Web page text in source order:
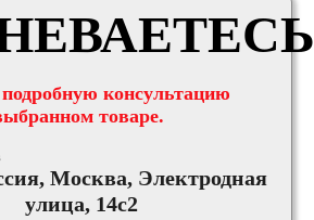
консультацию
товаре.
Москва, Электродная
улица, 14с2